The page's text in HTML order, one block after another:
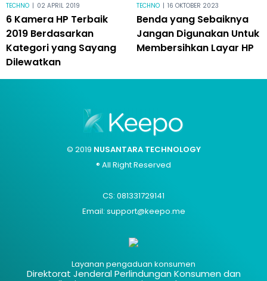
TECHNO | 02 APRIL 2019
6 Kamera HP Terbaik
2019 Berdasarkan
Kategori yang Sayang
Dilewatkan
TECHNO | 16 OKTOBER 2023
Benda yang Sebaiknya
Jangan Digunakan Untuk
Membersihkan Layar HP
© 2019 NUSANTARA TECHNOLOGY
® All Right Reserved
CS: 081331729141
Email: support@keepo.me
Layanan pengaduan konsumen
Direktorat Jenderal Perlindungan Konsumen dan